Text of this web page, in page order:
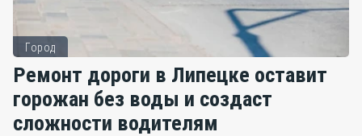
Город
Ремонт дороги в Липецке оставит
горожан без воды и создаст
сложности водителям